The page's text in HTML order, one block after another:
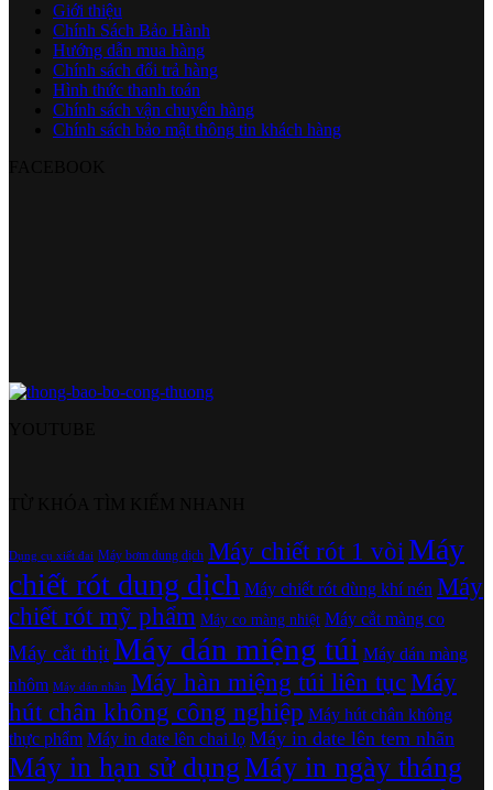
Giới thiệu
Chính Sách Bảo Hành
Hướng dẫn mua hàng
Chính sách đổi trả hàng
Hình thức thanh toán
Chính sách vận chuyển hàng
Chính sách bảo mật thông tin khách hàng
Dụng cụ xiết đai Máy bơm dung dịch Máy chiết rót 1 vòiMáy
chiết rót dung dịch Máy chiết rót dùng khí nén Máy
chiết rót mỹ phẩm Máy co màng nhiệt Máy cắt màng co
Máy cắt thịtMáy dán miệng túi Máy dán màng
nhôm Máy dán nhãn Máy hàn miệng túi liên tụcMáy
hút chân không công nghiệp Máy hút chân không
thực phẩm Máy in date lên chai lọ Máy in date lên tem nhãn
Máy in hạn sử dụngMáy in ngày tháng